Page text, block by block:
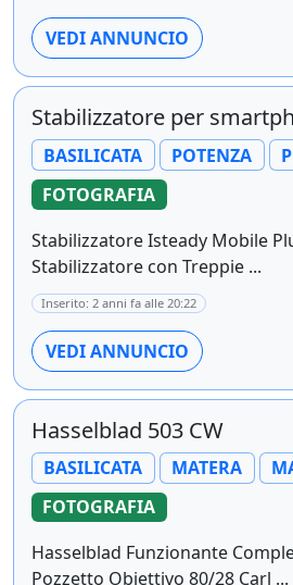
VEDI ANNUNCIO
Stabilizzatore per
BASILICATA POTENZA
FOTOGRAFIA
Stabilizzatore Isteady Mobile
Stabilizzatore con Treppie ...
Inserito: 2 anni fa alle 20:22
VEDI ANNUNCIO
Hasselblad 503 CW
BASILICATA MATERA
FOTOGRAFIA
Hasselblad Funzionante
Pozzetto Obiettivo 80/28 Carl ...